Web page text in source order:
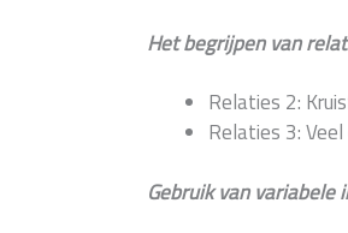
Het begrijpen van
Relaties 2:
Relaties 3:
Gebruik van variabele